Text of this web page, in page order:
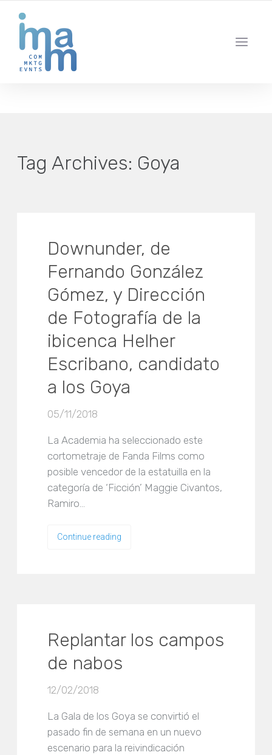
IBIZA · MADRID · BARCELONA
Tag Archives: Goya
Downunder, de
Fernando González
Gómez, y Dirección
de Fotografía de la
ibicenca Helher
Escribano, candidato
a los Goya
05/11/2018
La Academia ha seleccionado este
cortometraje de Fanda Films como
posible vencedor de la estatuilla en la
categoría de ‘Ficción’ Maggie Civantos,
Ramiro…
Continue reading
Replantar los campos
de nabos
12/02/2018
La Gala de los Goya se convirtió el
pasado fin de semana en un nuevo
escenario para la reivindicación